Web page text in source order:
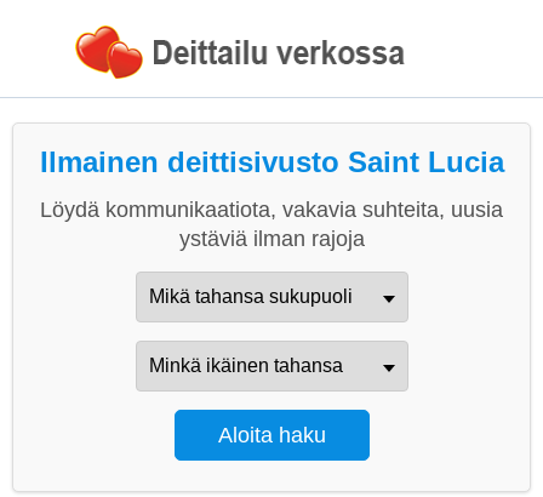
Ilmainen deittisivusto Saint Lucia
Löydä kommunikaatiota, vakavia suhteita, uusia
ystäviä ilman rajoja